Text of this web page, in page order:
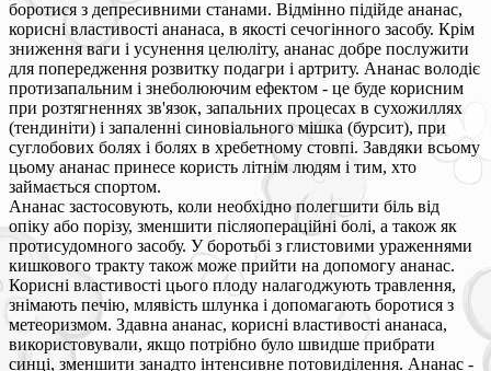
боротися з депресивними станами. Відмінно підійде ананас,
корисні властивості ананаса, в якості сечогінного засобу. Крім
зниження ваги і усунення целюліту, ананас добре послужити
для попередження розвитку подагри і артриту. Ананас володіє
протизапальним і знеболюючим ефектом - це буде корисним
при розтягненнях зв'язок, запальних процесах в сухожиллях
(тендиніти) і запаленні синовіального мішка (бурсит), при
суглобових болях і болях в хребетному стовпі. Завдяки всьому
цьому ананас принесе користь літнім людям і тим, хто
займається спортом.
Ананас застосовують, коли необхідно полегшити біль від
опіку або порізу, зменшити післяопераційні болі, а також як
протисудомного засобу. У боротьбі з глистовими ураженнями
кишкового тракту також може прийти на допомогу ананас.
Корисні властивості цього плоду налагоджують травлення,
знімають печію, млявість шлунка і допомагають боротися з
метеоризмом. Здавна ананас, корисні властивості ананаса,
використовували, якщо потрібно було швидше прибрати
синці, зменшити занадто інтенсивне потовиділення. Ананас -